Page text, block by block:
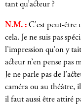
tant qu’acteur ?
N.M. : C’est peut-être
cela. Je ne suis pas
l’impression qu’on y
acteur n’en pense pas
Je ne parle pas de
caméra ou au théâtre,
il faut aussi être attiré